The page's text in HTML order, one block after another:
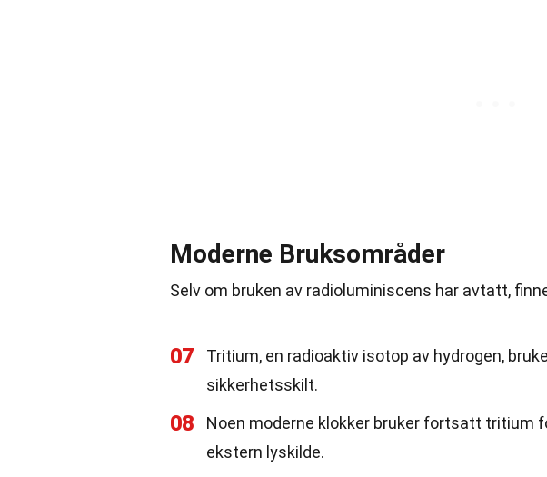
Moderne Bruksområder
Selv om bruken av radioluminiscens har avtatt,
07
Tritium, en radioaktiv isotop av hydrogen,
sikkerhetsskilt.
08
Noen moderne klokker bruker fortsatt tritium
ekstern lyskilde.